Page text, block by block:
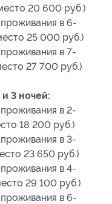
20 600 руб.)
в 6-
25 000 руб.)
в 7-
27 700 руб.)
3 ночей:
в 2-
18 200 руб.)
в 3-
23 650 руб.)
в 4-
29 100 руб.)
в 6-